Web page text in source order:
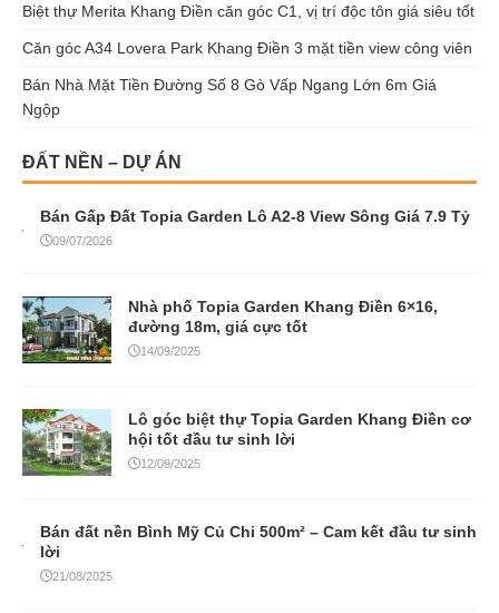
Biệt thự Merita Khang Điền căn góc C1, vị trí độc tôn giá siêu tốt
Căn góc A34 Lovera Park Khang Điền 3 mặt tiền view công viên
Bán Nhà Mặt Tiền Đường Số 8 Gò Vấp Ngang Lớn 6m Giá
Ngộp
ĐẤT NỀN – DỰ ÁN
Bán Gấp Đất Topia Garden Lô A2-8 View Sông Giá 7.9 Tỷ
09/07/2026
Nhà phố Topia Garden Khang Điền 6×16,
đường 18m, giá cực tốt
14/09/2025
Lô góc biệt thự Topia Garden Khang Điền cơ
hội tốt đầu tư sinh lời
12/09/2025
Bán đất nền Bình Mỹ Củ Chi 500m² – Cam kết đầu tư sinh
lời
21/08/2025